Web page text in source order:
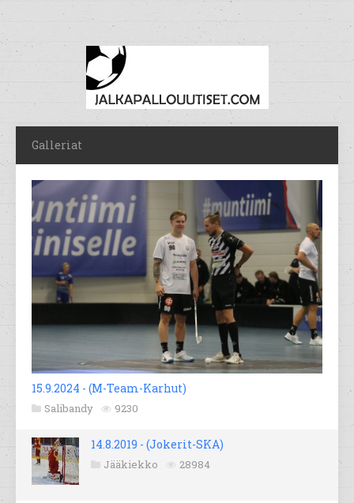
Galleriat
15.9.2024 - (M-Team-Karhut)
Salibandy 9230
14.8.2019 - (Jokerit-SKA)
Jääkiekko 28984